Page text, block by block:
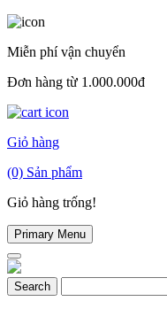
Miễn phí vận chuyển
Đơn hàng từ 1.000.000đ
Giỏ hàng
(0) Sản phẩm
Giỏ hàng trống!
Primary Menu